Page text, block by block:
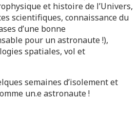
et histoire de l’Univers,
scientifiques, connaissance du
d’une bonne
pour un astronaute !),
spatiales, vol et
semaines d’isolement et
un.e astronaute !